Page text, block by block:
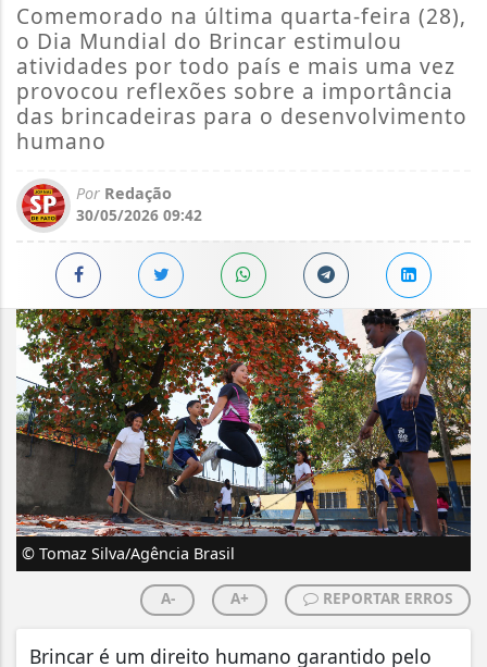
Comemorado na última quarta-feira (28),
o Dia Mundial do Brincar estimulou
atividades por todo país e mais uma vez
provocou reflexões sobre a importância
das brincadeiras para o desenvolvimento
humano
Por Redação
30/05/2026 09:42
© Tomaz Silva/Agência Brasil
A- A+ REPORTAR ERROS
Brincar é um direito humano garantido pelo